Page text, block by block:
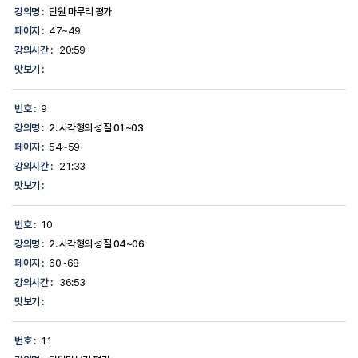
강의명 : 단원 마무리 평가
페이지 : 47~49
강의시간 :
20:59
맛보기 :
번호 : 9
강의명 : 2. 사각형의 성질 01~03
페이지 : 54~59
강의시간 :
21:33
맛보기 :
번호 : 10
강의명 : 2. 사각형의 성질 04~06
페이지 : 60~68
강의시간 :
36:53
맛보기 :
번호 : 11